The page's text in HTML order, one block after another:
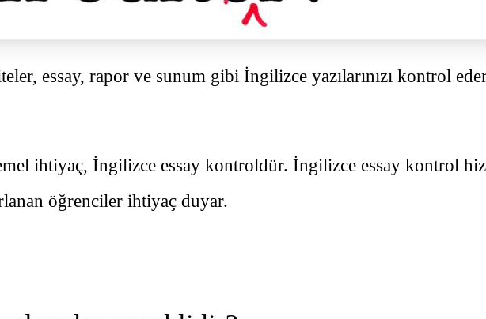
essay, rapor ve sunum gibi İngilizce yazılarınızı kontrol
ihtiyaç, İngilizce essay kontroldür. İngilizce essay kontrol
öğrenciler ihtiyaç duyar.